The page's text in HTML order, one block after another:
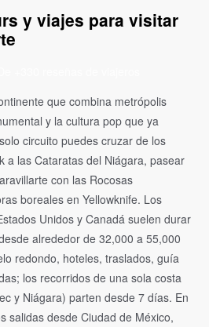
y viajes para visitar
que combina metrópolis
y la cultura pop que ya
circuito puedes cruzar de los
a las Cataratas del Niágara, pasear
con las Rocosas
boreales en Yellowknife. Los
Unidos y Canadá suelen durar
alrededor de 32,000 a 55,000
redondo, hoteles, traslados, guía
los recorridos de una sola costa
y Niágara) parten desde 7 días. En
salidas desde Ciudad de México,